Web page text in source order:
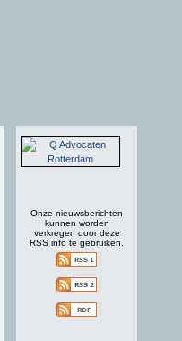
Onze nieuwsberichten
kunnen worden
verkregen door deze
RSS info te gebruiken.